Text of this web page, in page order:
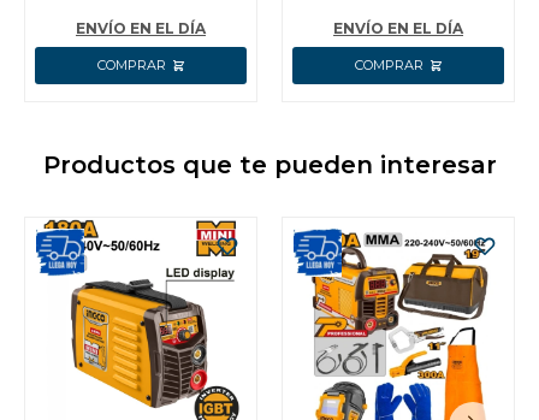
ENVÍO EN EL DÍA ENVÍO EN EL DÍA
Productos que te pueden interesar